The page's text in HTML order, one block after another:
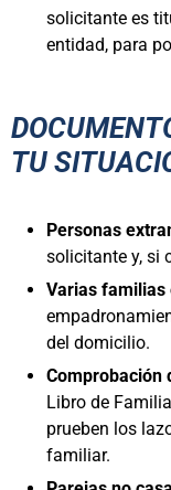
solicitante es
entidad, para
TU
Personas
solicitante y, si
Varias familias
del domicilio.
Comprobación
Libro de
prueben los
familiar.